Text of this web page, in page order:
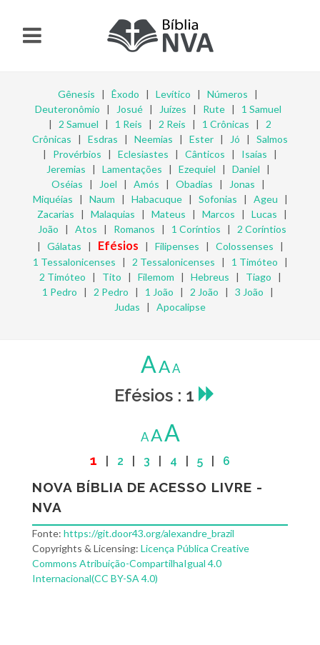
Gênesis | Êxodo | Levítico | Números |
Deuteronômio | Josué| Juízes | Rute| 1 Samuel
| 2 Samuel | 1 Reis | 2 Reis | 1 Crônicas | 2
Crônicas | Esdras | Neemias | Ester | Jó | Salmos
| Provérbios | Eclesiastes | Cânticos | Isaías |
Jeremias | Lamentações | Ezequiel | Daniel |
Oséias | Joel | Amós | Obadias | Jonas |
Miquéias | Naum | Habacuque| Sofonias | Ageu |
Zacarias | Malaquias | Mateus | Marcos | Lucas |
João | Atos | Romanos | 1 Coríntios | 2 Coríntios
| Gálatas | Efésios | Filipenses | Colossenses |
1 Tessalonicenses | 2 Tessalonicenses | 1 Timóteo |
2 Timóteo | Tito | Filemom | Hebreus | Tiago |
1 Pedro | 2 Pedro | 1 João | 2 João | 3 João |
Judas | Apocalipse
AAA
Efésios : 1
AAA
1 2 3 4 5 6
NOVA BÍBLIA DE ACESSO LIVRE -
NVA
Fonte: https://git.door43.org/alexandre_brazil
Copyrights & Licensing: Licença Pública Creative
Commons Atribuição-CompartilhaIgual 4.0
Internacional(CC BY-SA 4.0)